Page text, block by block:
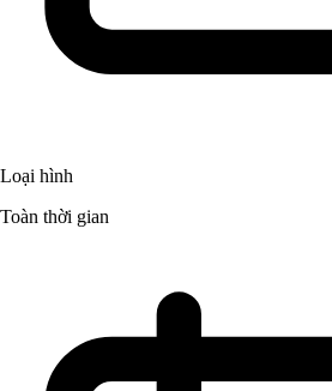
Loại hình
Toàn thời gian